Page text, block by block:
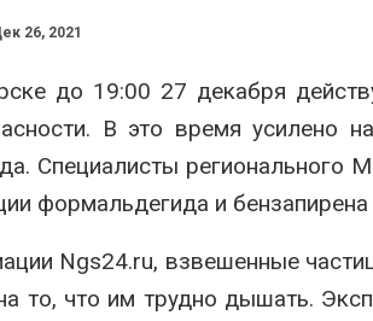
26, 2021
до 19:00 27 декабря
В это время усилено
Специалисты
формальдегида и
Ngs24.ru, взвешенные
то, что им трудно дышать. Авг 6,